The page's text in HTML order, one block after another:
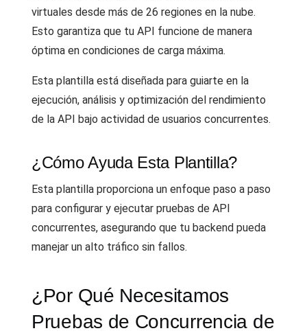
virtuales desde más de 26 regiones en la nube.
Esto garantiza que tu API funcione de manera
óptima en condiciones de carga máxima.
Esta plantilla está diseñada para guiarte en la
ejecución, análisis y optimización del rendimiento
de la API bajo actividad de usuarios concurrentes.
¿Cómo Ayuda Esta Plantilla?
Esta plantilla proporciona un enfoque paso a paso
para configurar y ejecutar pruebas de API
concurrentes, asegurando que tu backend pueda
manejar un alto tráfico sin fallos.
¿Por Qué Necesitamos
Pruebas de Concurrencia de